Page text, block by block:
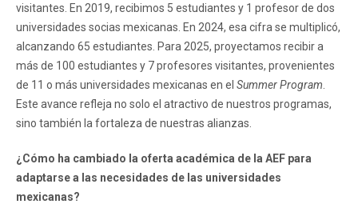
visitantes. En 2019, recibimos 5 estudiantes y 1 profesor de dos
universidades socias mexicanas. En 2024, esa cifra se multiplicó,
alcanzando 65 estudiantes. Para 2025, proyectamos recibir a
más de 100 estudiantes y 7 profesores visitantes, provenientes
de 11 o más universidades mexicanas en el Summer Program
Este avance refleja no solo el atractivo de nuestros programas,
sino también la fortaleza de nuestras alianzas.
¿Cómo ha cambiado la oferta académica de la AEF para
adaptarse a las necesidades de las universidades
mexicanas?